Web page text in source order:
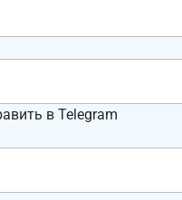
в Telegram